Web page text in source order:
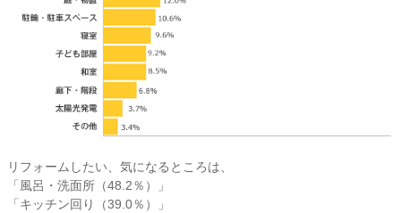
リフォームしたい、気になるところは、
「風呂・洗面所（48.2％）」
「キッチン回り（39.0％）」